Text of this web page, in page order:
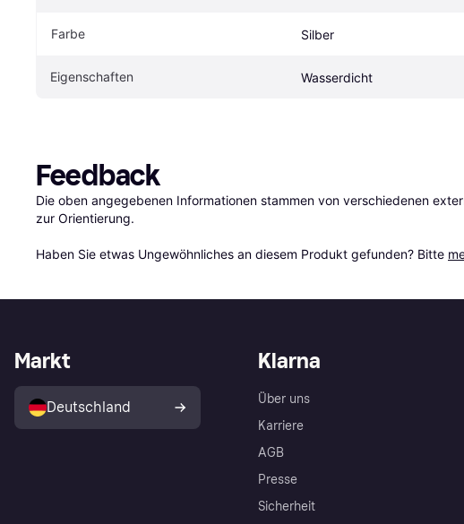
Farbe Silber
Eigenschaften Wasserdicht
Feedback
Die oben angegebenen Informationen stammen von verschiedenen
zur Orientierung.
Haben Sie etwas Ungewöhnliches an diesem Produkt gefunden? Bitte
Klarna
Über uns
Karriere
AGB
Presse
Sicherheit
Markt
Deutschland